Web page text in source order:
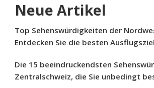
Neue Artikel
Top Sehenswürdigkeiten der
Entdecken Sie die besten
Die 15 beeindruckendsten
Zentralschweiz, die Sie unbedingt